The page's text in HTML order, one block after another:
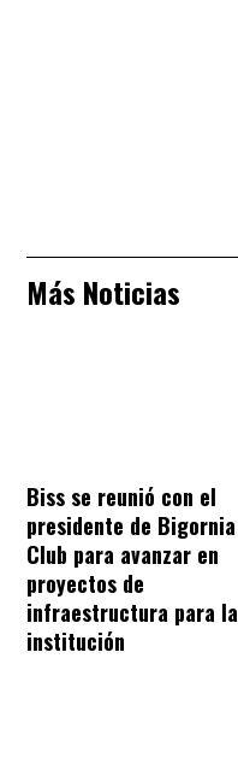
Más Noticias
Biss se reunió con el
presidente de Bigornia
Club para avanzar en
proyectos de
infraestructura para la
institución